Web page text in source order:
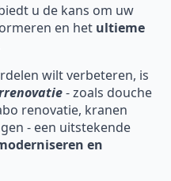
u de kans om uw
en het ultieme
wilt verbeteren, is
- zoals douche
renovatie, kranen
- een uitstekende
en